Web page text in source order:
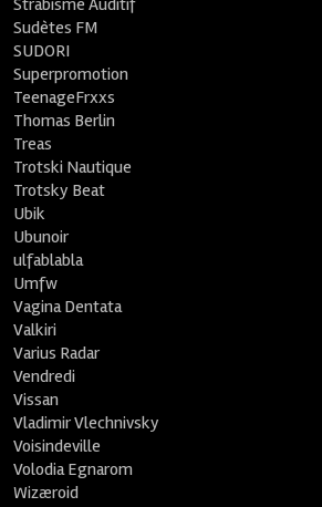
Strabisme Auditif
Sudètes FM
SUDORI
Superpromotion
TeenageFrxxs
Thomas Berlin
Treas
Trotski Nautique
Trotsky Beat
Ubik
Ubunoir
ulfablabla
Umfw
Vagina Dentata
Valkiri
Varius Radar
Vendredi
Vissan
Vladimir Vlechnivsky
Voisindeville
Volodia Egnarom
Wizæroid